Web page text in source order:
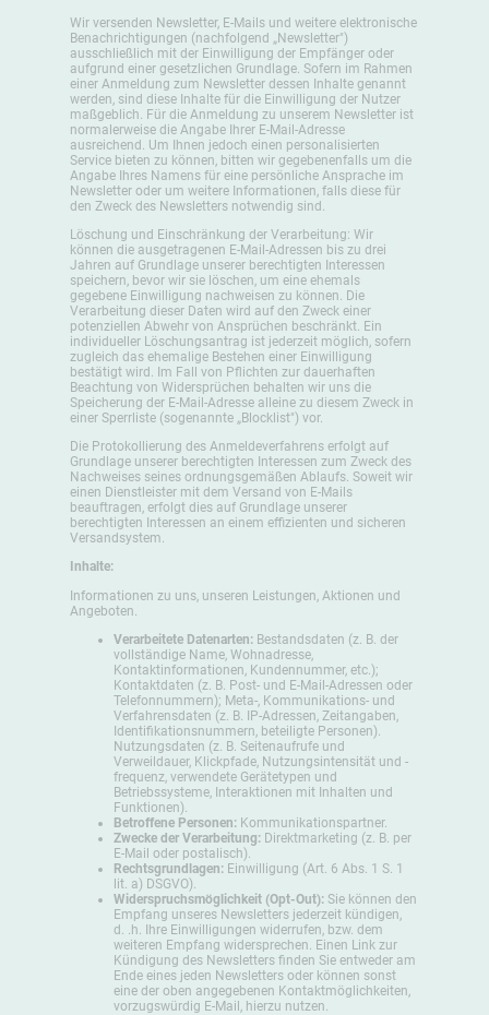
Wir versenden Newsletter, E-Mails und weitere elektronische
Benachrichtigungen (nachfolgend „Newsletter")
ausschließlich mit der Einwilligung der Empfänger oder
aufgrund einer gesetzlichen Grundlage. Sofern im Rahmen
einer Anmeldung zum Newsletter dessen Inhalte genannt
werden, sind diese Inhalte für die Einwilligung der Nutzer
maßgeblich. Für die Anmeldung zu unserem Newsletter ist
normalerweise die Angabe Ihrer E-Mail-Adresse
ausreichend. Um Ihnen jedoch einen personalisierten
Service bieten zu können, bitten wir gegebenenfalls um die
Angabe Ihres Namens für eine persönliche Ansprache im
Newsletter oder um weitere Informationen, falls diese für
den Zweck des Newsletters notwendig sind.
Löschung und Einschränkung der Verarbeitung: Wir
können die ausgetragenen E-Mail-Adressen bis zu drei
Jahren auf Grundlage unserer berechtigten Interessen
speichern, bevor wir sie löschen, um eine ehemals
gegebene Einwilligung nachweisen zu können. Die
Verarbeitung dieser Daten wird auf den Zweck einer
potenziellen Abwehr von Ansprüchen beschränkt. Ein
individueller Löschungsantrag ist jederzeit möglich, sofern
zugleich das ehemalige Bestehen einer Einwilligung
bestätigt wird. Im Fall von Pflichten zur dauerhaften
Beachtung von Widersprüchen behalten wir uns die
Speicherung der E-Mail-Adresse alleine zu diesem Zweck in
einer Sperrliste (sogenannte „Blocklist") vor.
Die Protokollierung des Anmeldeverfahrens erfolgt auf
Grundlage unserer berechtigten Interessen zum Zweck des
Nachweises seines ordnungsgemäßen Ablaufs. Soweit wir
einen Dienstleister mit dem Versand von E-Mails
beauftragen, erfolgt dies auf Grundlage unserer
berechtigten Interessen an einem effizienten und sicheren
Versandsystem.
Inhalte:
Informationen zu uns, unseren Leistungen, Aktionen und
Angeboten.
Verarbeitete Datenarten: Bestandsdaten (z. B. der
vollständige Name, Wohnadresse,
Kontaktinformationen, Kundennummer, etc.);
Kontaktdaten (z. B. Post- und E-Mail-Adressen oder
Telefonnummern); Meta-, Kommunikations- und
Verfahrensdaten (z. B. IP-Adressen, Zeitangaben,
Identifikationsnummern, beteiligte Personen).
Nutzungsdaten (z. B. Seitenaufrufe und
Verweildauer, Klickpfade, Nutzungsintensität und -
frequenz, verwendete Gerätetypen und
Betriebssysteme, Interaktionen mit Inhalten und
Funktionen).
Betroffene Personen: Kommunikationspartner.
Zwecke der Verarbeitung: Direktmarketing (z. B. per
E-Mail oder postalisch).
Rechtsgrundlagen: Einwilligung (Art. 6 Abs. 1 S. 1
lit. a) DSGVO).
Widerspruchsmöglichkeit (Opt-Out): Sie können den
Empfang unseres Newsletters jederzeit kündigen,
d. .h. Ihre Einwilligungen widerrufen, bzw. dem
weiteren Empfang widersprechen. Einen Link zur
Kündigung des Newsletters finden Sie entweder am
Ende eines jeden Newsletters oder können sonst
eine der oben angegebenen Kontaktmöglichkeiten,
vorzugswürdig E-Mail, hierzu nutzen.